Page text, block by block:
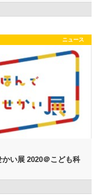
ニュース
い展 2020＠こども科